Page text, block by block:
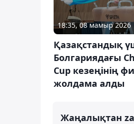
18:35, 08 мамыр 2026
Қазақстандық
Болгариядағы
Cup кезеңінің
жолдама алды
Жаңалықтан